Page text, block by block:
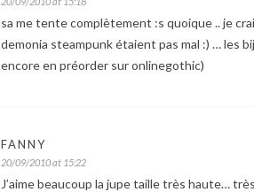
sa me tente complètement :s quoique .. je
demonia steampunk étaient pas mal :) … les
encore en préorder sur onlinegothic)
FANNY
20/09/2010 at 15:22
J’aime beaucoup la jupe taille très haute…